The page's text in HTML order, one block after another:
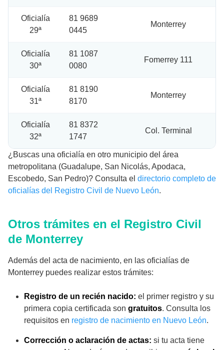
Oficialía
29ª
81 9689
0445
Monterrey
Oficialía
30ª
81 1087
0080
Fomerrey 111
Oficialía
31ª
81 8190
8170
Monterrey
Oficialía
32ª
81 8372
1747
Col. Terminal
¿Buscas una oficialía en otro municipio del área
metropolitana (Guadalupe, San Nicolás, Apodaca,
Escobedo, San Pedro)? Consulta el directorio completo de
oficialías del Registro Civil de Nuevo León.
Otros trámites en el Registro Civil
de Monterrey
Además del acta de nacimiento, en las oficialías de
Monterrey puedes realizar estos trámites:
Registro de un recién nacido: el primer registro y su
primera copia certificada son gratuitos. Consulta los
requisitos en registro de nacimiento en Nuevo León.
Corrección o aclaración de actas: si tu acta tiene